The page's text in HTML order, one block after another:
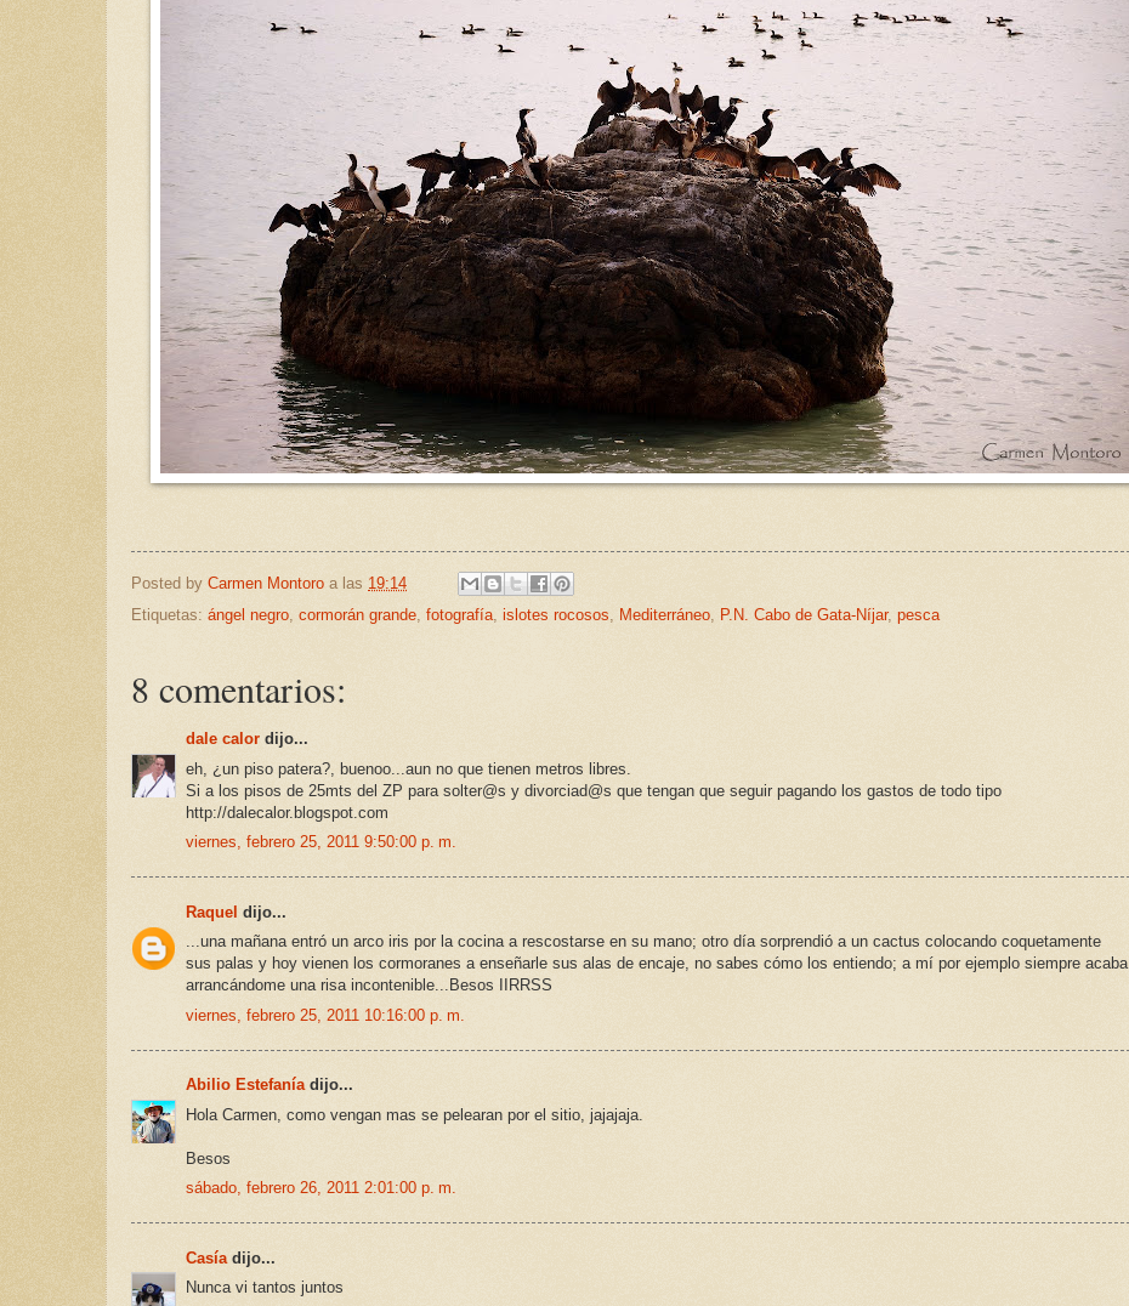
Posted by Carmen Montoro a las 19:14
Etiquetas: ángel negro, cormorán grande, fotografía, islotes rocosos, Mediterráneo, P.N. Cabo de Gata-Níjar, pesca
8 comentarios:
dale calor dijo...
eh, ¿un piso patera?, buenoo...aun no que tienen metros libres.
Si a los pisos de 25mts del ZP para solter@s y divorciad@s que tengan que seguir pagando los gastos de todo tipo
http://dalecalor.blogspot.com
viernes, febrero 25, 2011 9:50:00 p. m.
Raquel dijo...
...una mañana entró un arco iris por la cocina a rescostarse en su mano; otro día sorprendió a un cactus colocando coquetamente
sus palas y hoy vienen los cormoranes a enseñarle sus alas de encaje, no sabes cómo los entiendo; a mí por ejemplo siempre acaba
arrancándome una risa incontenible...Besos IIRRSS
viernes, febrero 25, 2011 10:16:00 p. m.
Abilio Estefaníadijo...
Hola Carmen, como vengan mas se pelearan por el sitio, jajajaja.
Besos
sábado, febrero 26, 2011 2:01:00 p. m.
Casía dijo...
Nunca vi tantos juntos